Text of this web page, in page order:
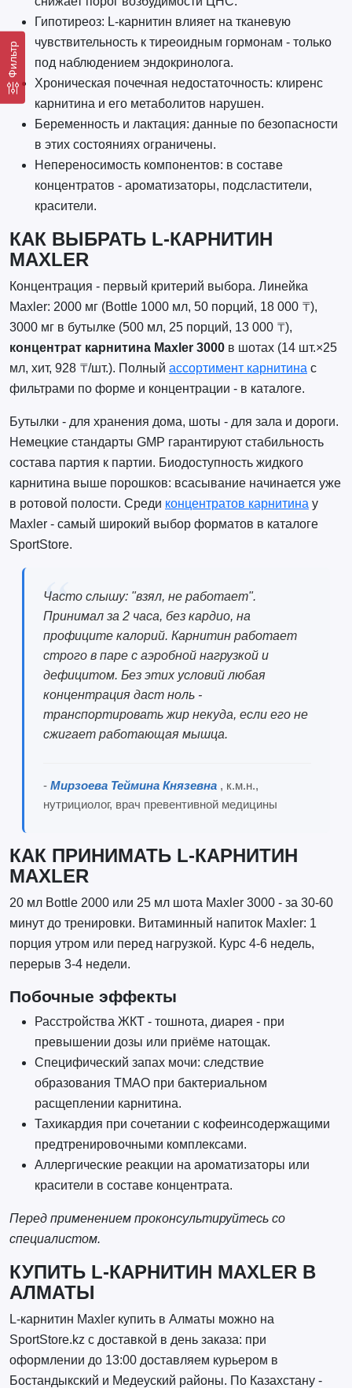
Фильтр
Гипотиреоз: L-карнитин влияет на тканевую
чувствительность к тиреоидным гормонам - только
под наблюдением эндокринолога.
Хроническая почечная недостаточность: клиренс
карнитина и его метаболитов нарушен.
Беременность и лактация: данные по безопасности
в этих состояниях ограничены.
Непереносимость компонентов: в составе
концентратов - ароматизаторы, подсластители,
красители.
КАК ВЫБРАТЬ L-КАРНИТИН
MAXLER
Концентрация - первый критерий выбора. Линейка
Maxler: 2000 мг (Bottle 1000 мл, 50 порций, 18 000 ₸),
3000 мг в бутылке (500 мл, 25 порций, 13 000 ₸),
концентрат карнитина Maxler 3000в шотах (14 шт.×25
мл, хит, 928 ₸/шт.). Полный ассортимент карнитина с
фильтрами по форме и концентрации - в каталоге.
Бутылки - для хранения дома, шоты - для зала и дороги.
Немецкие стандарты GMP гарантируют стабильность
состава партия к партии. Биодоступность жидкого
карнитина выше порошков: всасывание начинается уже
в ротовой полости. Среди концентратов карнитина у
Maxler - самый широкий выбор форматов в каталоге
SportStore.
Часто слышу: "взял, не работает".
Принимал за 2 часа, без кардио, на
профиците калорий. Карнитин работает
строго в паре с аэробной нагрузкой и
дефицитом. Без этих условий любая
концентрация даст ноль -
транспортировать жир некуда, если его не
сжигает работающая мышца.
- Мирзоева Теймина Князевна , к.м.н.,
нутрициолог, врач превентивной медицины
КАК ПРИНИМАТЬ L-КАРНИТИН
MAXLER
20 мл Bottle 2000 или 25 мл шота Maxler 3000 - за 30-60
минут до тренировки. Витаминный напиток Maxler: 1
порция утром или перед нагрузкой. Курс 4-6 недель,
перерыв 3-4 недели.
Побочные эффекты
Расстройства ЖКТ - тошнота, диарея - при
превышении дозы или приёме натощак.
Специфический запах мочи: следствие
образования ТМАО при бактериальном
расщеплении карнитина.
Тахикардия при сочетании с кофеинсодержащими
предтренировочными комплексами.
Аллергические реакции на ароматизаторы или
красители в составе концентрата.
Перед применением проконсультируйтесь со
специалистом.
КУПИТЬ L-КАРНИТИН MAXLER В
АЛМАТЫ
L-карнитин Maxler купить в Алматы можно на
SportStore.kz с доставкой в день заказа: при
оформлении до 13:00 доставляем курьером в
Бостандыкский и Медеуский районы. По Казахстану -